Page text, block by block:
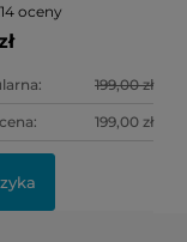
DO
oceny
199,00 zł
199,00 zł